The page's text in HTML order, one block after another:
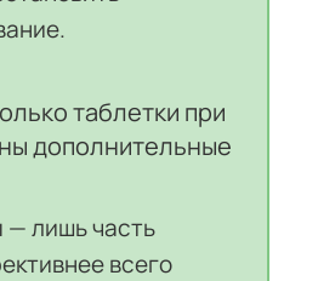
таблетки при
дополнительные
лишь часть
всего